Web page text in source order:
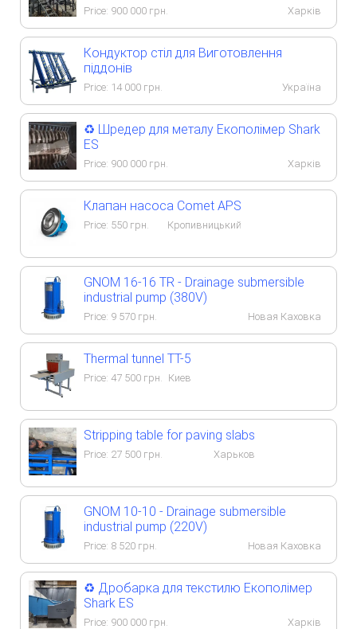
Price: 900 000 грн. Харків
Кондуктор стіл для Виготовлення
піддонів
Price: 14 000 грн. Україна
♻️ Шредер для металу Екополімер Shark
ES
Price: 900 000 грн. Харків
Клапан насоса Comet APS
Price: 550 грн. Кропивницький
GNOM 16-16 TR - Drainage submersible
industrial pump (380V)
Price: 9 570 грн. Новая Каховка
Thermal tunnel TT-5
Price: 47 500 грн. Киев
Stripping table for paving slabs
Price: 27 500 грн. Харьков
GNOM 10-10 - Drainage submersible
industrial pump (220V)
Price: 8 520 грн. Новая Каховка
♻️ Дробарка для текстилю Екополімер
Shark ES
Price: 900 000 грн. Харків